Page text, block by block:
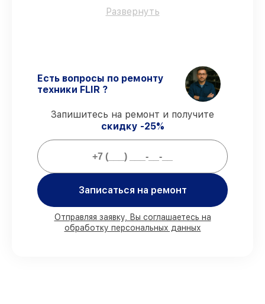
обеспечивает надёжную работу
Поддержка после ремонта
– все все
виды ремонта защищены сервисной
Мы гарантируем:
присутствии
комплектующих FLIR готовы к
доставляются быстро
Подлинные запчасти FLIR и надёжные
Развернуть
Есть вопросы по ремонту
техники FLIR ?
Запишитесь на ремонт и получите
скидку -25%
Записаться на ремонт
Отправляя заявку, Вы соглашаетесь на
обработку персональных данных